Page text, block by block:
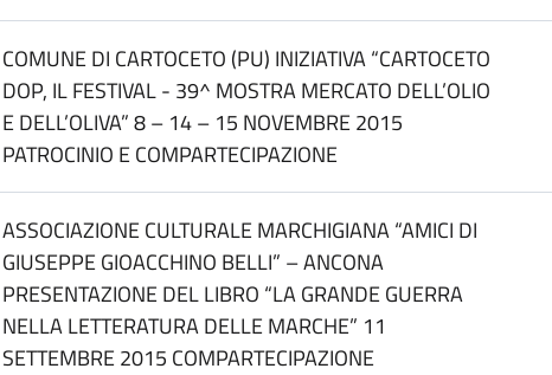
COMUNE DI CARTOCETO (PU) INIZIATIVA “CARTOCETO
DOP, IL FESTIVAL - 39^ MOSTRA MERCATO DELL’OLIO
E DELL’OLIVA” 8 – 14 – 15 NOVEMBRE 2015
PATROCINIO E COMPARTECIPAZIONE
ASSOCIAZIONE CULTURALE MARCHIGIANA “AMICI DI
GIUSEPPE GIOACCHINO BELLI” – ANCONA
PRESENTAZIONE DEL LIBRO “LA GRANDE GUERRA
NELLA LETTERATURA DELLE MARCHE” 11
SETTEMBRE 2015 COMPARTECIPAZIONE